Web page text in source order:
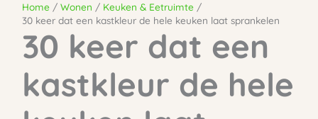
Home Wonen
Keuken & Eetruimte
30 keer dat een kastkleur de hele keuken laat sprankelen
30 keer dat een
kastkleur de hele